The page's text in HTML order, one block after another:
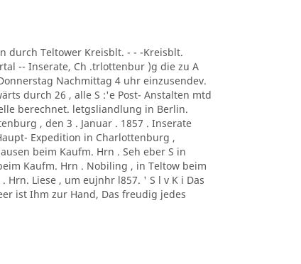
durch Teltower Kreisblt. - - -Kreisblt.
-- Inserate, Ch .trlottenbur )g die zu A
Nachmittag 4 uhr einzusendev.
durch 26 , alle S :'e Post- Anstalten mtd
berechnet. letgsliandlung in Berlin.
, den 3 . Januar . 1857 . Inserate
Expedition in Charlottenburg ,
beim Kaufm. Hrn . Seh eber S in
Kaufm. Hrn . Nobiling , in Teltow beim
Hrn. Liese , um eujnhr l857. ' S l v K i Das
ist Ihm zur Hand, Das freudig jedes